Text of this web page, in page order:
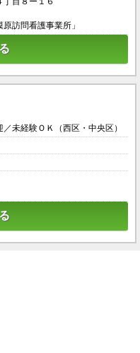
訪問看護事業所」
未経験ＯＫ（西区・中央区）